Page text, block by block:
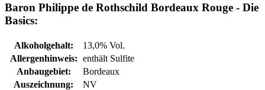
Baron Philippe de Rothschild Bordeaux Rouge - Die
Basics:
Alkoholgehalt:
13,0% Vol.
Allergenhinweis: enthält Sulfite
Anbaugebiet:
Bordeaux
Auszeichnung:
NV